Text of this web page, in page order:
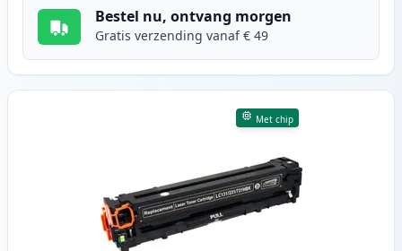
Bestel nu, ontvang morgen
Gratis verzending vanaf € 49
Met chip